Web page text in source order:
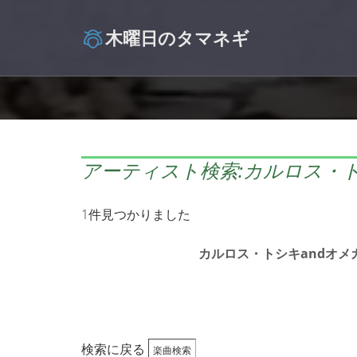
木曜日のタマネギ
アーティスト検索:カルロス・
1件見つかりました
カルロス・トシキandオメ
検索に戻る 楽曲検索